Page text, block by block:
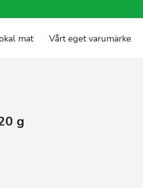
mat Vårt eget varumärke
g